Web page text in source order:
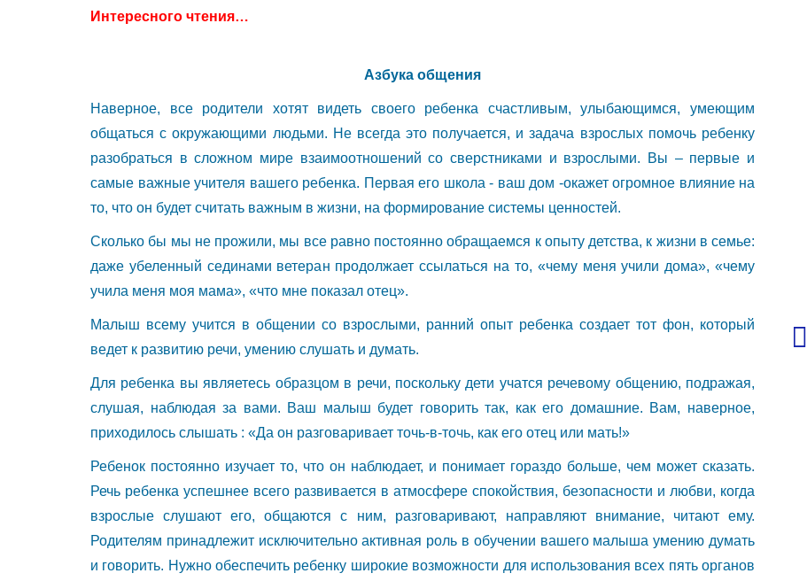
Интересного чтения…
Азбука общения
Наверное, все родители хотят видеть своего ребенка счастливым, улыбающимся, умеющим
общаться с окружающими людьми. Не всегда это получается, и задача взрослых помочь ребенку
разобраться в сложном мире взаимоотношений со сверстниками и взрослыми. Вы – первые и
самые важные учителя вашего ребенка. Первая его школа - ваш дом -окажет огромное влияние на
то, что он будет считать важным в жизни, на формирование системы ценностей.
Сколько бы мы не прожили, мы все равно постоянно обращаемся к опыту детства, к жизни в семье:
даже убеленный сединами ветеран продолжает ссылаться на то, «чему меня учили дома», «чему
учила меня моя мама», «что мне показал отец».
Малыш всему учится в общении со взрослыми, ранний опыт ребенка создает тот фон, который
ведет к развитию речи, умению слушать и думать.
Для ребенка вы являетесь образцом в речи, поскольку дети учатся речевому общению, подражая,
слушая, наблюдая за вами. Ваш малыш будет говорить так, как его домашние. Вам, наверное,
приходилось слышать : «Да он разговаривает точь-в-точь, как его отец или мать!»
Ребенок постоянно изучает то, что он наблюдает, и понимает гораздо больше, чем может сказать.
Речь ребенка успешнее всего развивается в атмосфере спокойствия, безопасности и любви, когда
взрослые слушают его, общаются с ним, разговаривают, направляют внимание, читают ему.
Родителям принадлежит исключительно активная роль в обучении вашего малыша умению думать
и говорить. Нужно обеспечить ребенку широкие возможности для использования всех пять органов